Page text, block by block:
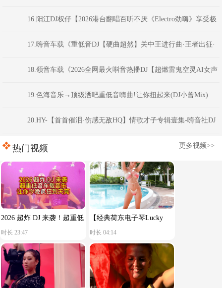
力车载大碟】16.阳江DJ权仔【2026港台翻唱百听不厌《Electro劲嗨》享受极
限魅力车载大碟】
17.嗨音车载《重低音DJ【硬曲超然】关中王进行曲·王者出征·
慢到快开车不犯困英文串烧》 河南Dj彦航
18.领音车载《2026全网最火唞音热播DJ【超燃雷鬼空灵AI女声
电音超长版】动感节奏弹跳重低音》(Dj音少Mix)
19.色海音乐→顶级洒吧重低音嗨曲!让你扭起来(DJ小曾Mix)
20.HY-【首首催泪·伤感无敌HQ】情歌才子专辑壹集-嗨音社DJ
彦航热门视频 更多视频>>
2026 超炸 DJ 来袭！超重低
音车载音乐，让你今晚疯狂
到天亮！
时长 23:47
【经典荷东电子琴Lucky
star】舒服节奏
时长 04:14